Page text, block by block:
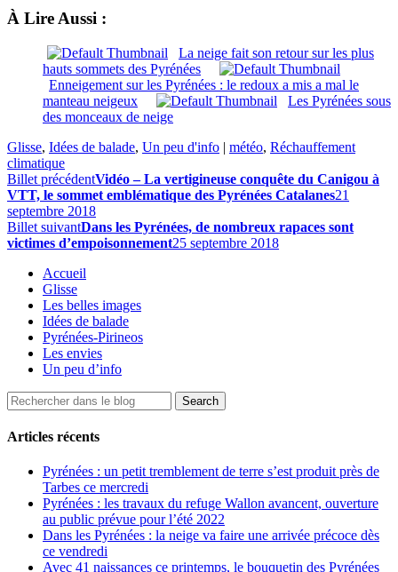
À Lire Aussi :
La neige fait son retour sur les plus
hauts sommets des Pyrénées
Enneigement sur les Pyrénées : le redoux a mis a mal le
manteau neigeux
Les Pyrénées sous
des monceaux de neige
Glisse, Idées de balade, Un peu d'info | météo, Réchauffement
climatique
Billet précédentVidéo – La vertigineuse conquête du Canigou à
VTT, le sommet emblématique des Pyrénées Catalanes21
septembre 2018
Billet suivantDans les Pyrénées, de nombreux rapaces sont
victimes d’empoisonnement25 septembre 2018
Accueil
Glisse
Les belles images
Idées de balade
Pyrénées-Pirineos
Les envies
Un peu d’info
Articles récents
Pyrénées : un petit tremblement de terre s’est produit près de
Tarbes ce mercredi
Pyrénées : les travaux du refuge Wallon avancent, ouverture
au public prévue pour l’été 2022
Dans les Pyrénées : la neige va faire une arrivée précoce dès
ce vendredi
Avec 41 naissances ce printemps, le bouquetin des Pyrénées